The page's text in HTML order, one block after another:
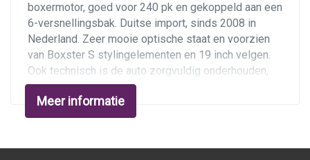
Warmtewerend glas
Overige
Anti blokkeer systeem
Bestuurdersairbag
Passagiersairbag
Zij airbag(s) voor
boxermotor, goed voor 240 pk en gekoppeld aan een
6-versnellingsbak. Duitse import, sinds 2008 in
Nederland. Zeer mooie optische staat en voorzien
van Boxster S stylingelementen en 19 inch velgen.
Ook technisch is de auto zorgvuldig onderhouden,
alles werkt naar behoren. Rijdt en schakelt
fantastisch, zoals het een Porsche betaamt. Het
originele serviceboekje is aanwezig en
volgens schema uitgevoerd door PSTG Porsche
Meer informatie